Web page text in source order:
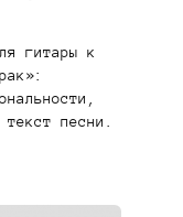
гитары к
песни.